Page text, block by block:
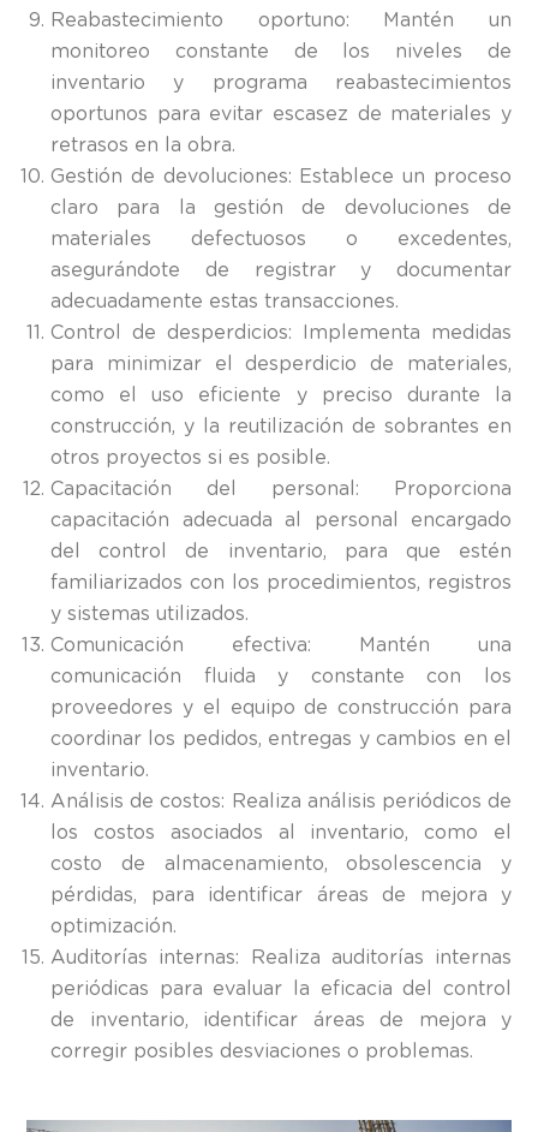
Reabastecimiento oportuno: Mantén un
monitoreo constante de los niveles de
inventario y programa reabastecimientos
oportunos para evitar escasez de materiales y
retrasos en la obra.
Gestión de devoluciones: Establece un proceso
claro para la gestión de devoluciones de
materiales defectuosos o excedentes,
asegurándote de registrar y documentar
adecuadamente estas transacciones.
Control de desperdicios: Implementa medidas
para minimizar el desperdicio de materiales,
como el uso eficiente y preciso durante la
construcción, y la reutilización de sobrantes en
otros proyectos si es posible.
Capacitación del personal: Proporciona
capacitación adecuada al personal encargado
del control de inventario, para que estén
familiarizados con los procedimientos, registros
y sistemas utilizados.
Comunicación efectiva: Mantén una
comunicación fluida y constante con los
proveedores y el equipo de construcción para
coordinar los pedidos, entregas y cambios en el
inventario.
Análisis de costos: Realiza análisis periódicos de
los costos asociados al inventario, como el
costo de almacenamiento, obsolescencia y
pérdidas, para identificar áreas de mejora y
optimización.
Auditorías internas: Realiza auditorías internas
periódicas para evaluar la eficacia del control
de inventario, identificar áreas de mejora y
corregir posibles desviaciones o problemas.